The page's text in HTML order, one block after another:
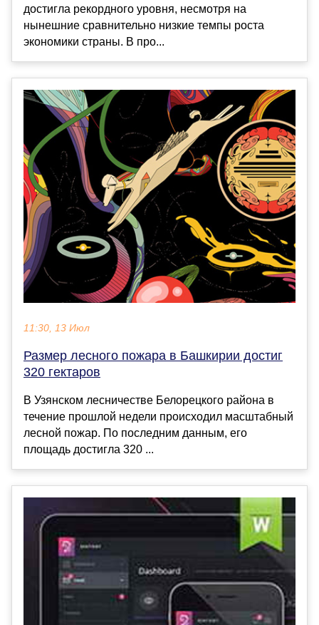
достигла рекордного уровня, несмотря на
нынешние сравнительно низкие темпы роста
экономики страны. В про...
11:30, 13 Июл
Размер лесного пожара в Башкирии достиг
320 гектаров
В Узянском лесничестве Белорецкого района в
течение прошлой недели происходил масштабный
лесной пожар. По последним данным, его
площадь достигла 320 ...